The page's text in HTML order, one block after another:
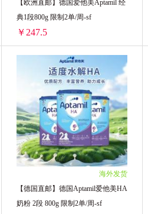
【欧洲直邮】德国爱他美Aptamil 经
典1段800g 限制2单/周-sf
￥247.5
【欧洲直邮】德国爱他美Aptamil 经典1段800g 限制2单/周-sf
2罐装 ￥495(￥247.5/单罐)
海外发货
【德国直邮】德国Aptamil爱他美HA
奶粉 2段 800g 限制2单/周-sf